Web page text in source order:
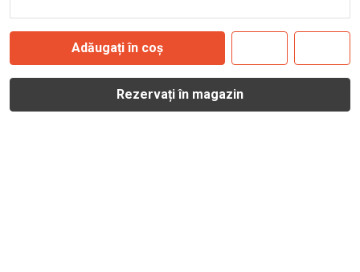
Adăugați în coș
Rezervați în magazin